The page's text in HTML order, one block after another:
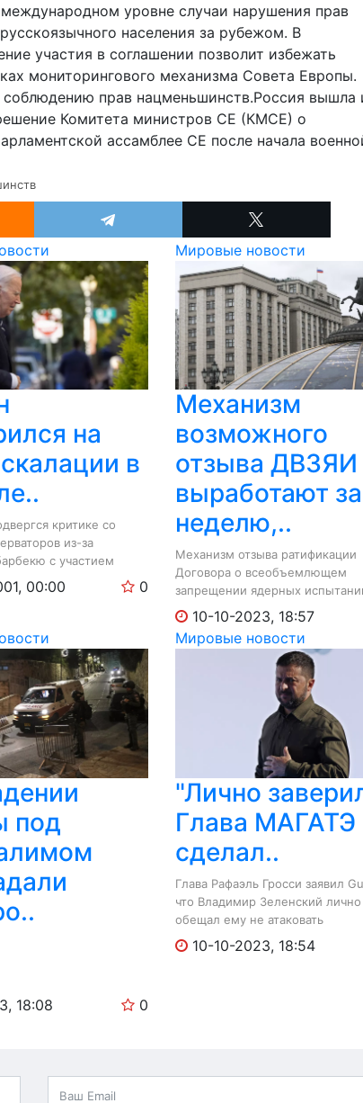
уровне случаи нарушения прав
населения за рубежом. В
участия в соглашении позволит избежать
мониторингового механизма Совета Европы.
прав нацменьшинств.Россия вышла
Комитета министров СЕ (КМСЕ) о
ассамблее СЕ после начала
на
в
критике со
из-за
с участием
00:00 0
Мировые новости
Механизм
возможного
отзыва ДВЗЯИ
выработают за
неделю,..
Механизм отзыва ратификации
Договора о всеобъемлющем
запрещении ядерных
(ДВЗЯИ) будет...
10-10-2023, 18:57
под
18:08 0
Мировые новости
"Лично
Глава МАГАТЭ
сделал..
Глава Рафаэль Гросси заявил
что Владимир Зеленский лично
обещал ему не атаковать
Запорожскую...
10-10-2023, 18:54